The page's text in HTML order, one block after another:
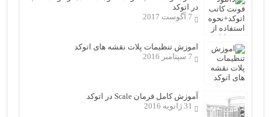
در اتوکد
7 آگوست 2017
اموزش تنظیمات پلات نقشه های اتوکد
7 سپتامبر 2016
آموزش کامل فرمان Scale در اتوکد
31 ژانویه 2016